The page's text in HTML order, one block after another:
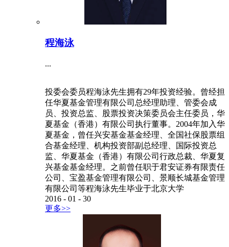
程海泳
...
投委会委员程海泳先生拥有29年投资经验。曾经担
任华夏基金管理有限公司总经理助理、管委会成
员、投资总监、股票投资决策委员会主任委员，华
夏基金（香港）有限公司执行董事。2004年加入华
夏基金，曾任兴安基金基金经理、全国社保股票组
合基金经理、机构投资部副总经理、国际投资总
监、华夏基金（香港）有限公司行政总裁、华夏复
兴基金基金经理。之前曾任职于君安证券有限责任
公司、宝盈基金管理有限公司、景顺长城基金管理
有限公司等程海泳先生毕业于北京大学
2016 - 01 - 30
更多>>